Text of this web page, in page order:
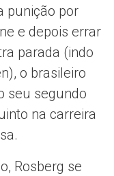
punição por
e depois errar
parada (indo
o brasileiro
seu segundo
na carreira
Rosberg se